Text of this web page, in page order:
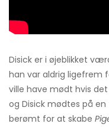
Disick er i øjeblikket
han var aldrig ligefrem
ville have mødt hvis
og Disick mødtes på en
berømt for at skabe